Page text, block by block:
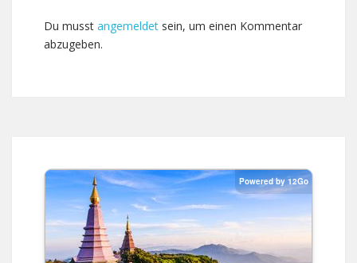
Du musst angemeldet sein, um einen Kommentar
abzugeben.